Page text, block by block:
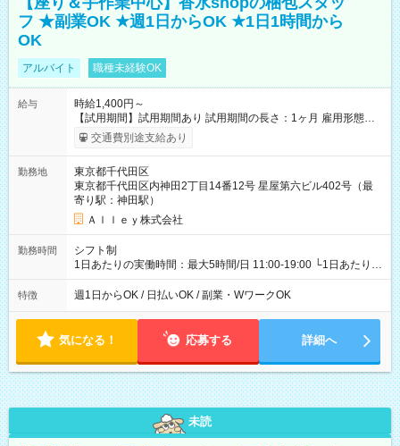
フ ★副業OK ★週1日からOK ★1日1時間から
OK
アルバイト 職種未経験OK
給与
時給1,400円～
【試用期間】試用期間あり 試用期間の長さ：1ヶ月 雇用形態、
給与は本採用時と同じです。
交通費別途支給あり
勤務地
東京都千代田区
東京都千代田区内神田2丁目14番12号 星屋第六ビル402号（最
寄り駅：神田駅）
Ａｌｌｅｙ株式会社
勤務時間
シフト制
1日あたりの実働時間：最大5時間/日 11:00-19:00 └1日あたりの
実働時間：1-5時間 └上記の時間帯内であれば、いつでも勤務可
能！ └平日・土曜日の中で、お好きな曜日でご勤務いただけま
18:00 などのように、自由な働き方が可能なお仕事です！
特徴 週1日からOK / 日払いOK / 副業・WワークOK
気になる！ 応募する 詳細へ
未読